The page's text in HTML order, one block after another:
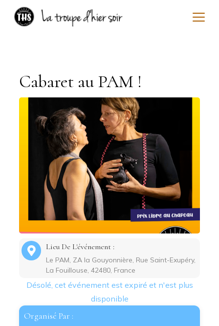
d'hier
Cabaret au PAM !
Lieu De L'événement :
Le PAM, ZA la Gouyonnière, Rue Saint-Exupéry,
La Fouillouse, 42480, France
Désolé, cet événement est expiré et n'est plus
disponible
Organisé Par :